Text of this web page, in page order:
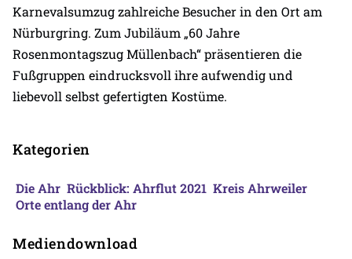
Karnevalsumzug zahlreiche Besucher in den Ort am
Nürburgring. Zum Jubiläum „60 Jahre
Rosenmontagszug Müllenbach“ präsentieren die
Fußgruppen eindrucksvoll ihre aufwendig und
liebevoll selbst gefertigten Kostüme.
Kategorien
Die Ahr Rückblick: Ahrflut 2021 Kreis Ahrweiler
Orte entlang der Ahr
Mediendownload